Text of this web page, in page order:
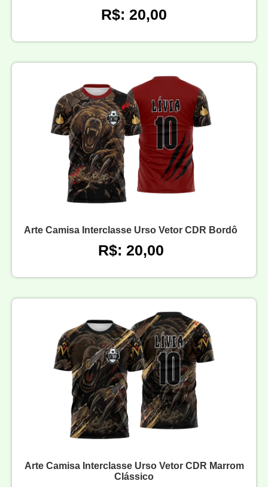
R$: 20,00
Arte Camisa Interclasse Urso Vetor CDR Bordô
R$: 20,00
Arte Camisa Interclasse Urso Vetor CDR Marrom
Clássico